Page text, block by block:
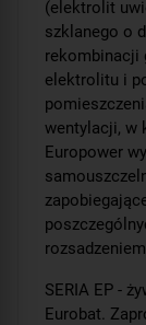
(elektrolit
szklanego o
rekombinacji
elektrolitu i
wentylacji, w
Europower
SERIA EP -
Eurobat.